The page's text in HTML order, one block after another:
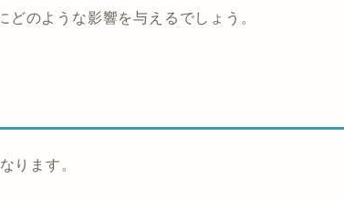
どのような影響を与えるでしょう。
ります。